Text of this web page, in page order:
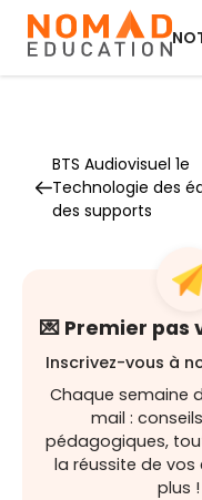
BTS Audiovisuel 1e
Technologie des
des supports
💌 Premier pas
Inscrivez-vous à
Chaque semaine
mail :
pédagogiques,
la réussite de
plus !